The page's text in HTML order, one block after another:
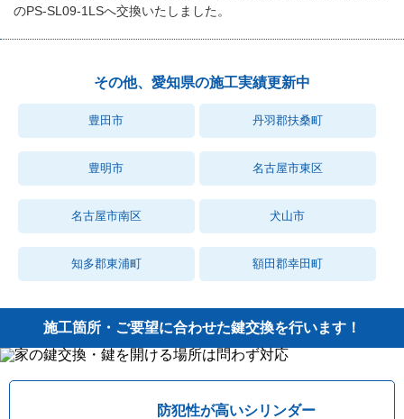
のPS-SL09-1LSへ交換いたしました。
その他、愛知県の施工実績更新中
豊田市 丹羽郡扶桑町
豊明市 名古屋市東区
名古屋市南区 犬山市
知多郡東浦町 額田郡幸田町
施工箇所・ご要望に合わせた鍵交換を行います！
防犯性が高いシリンダー